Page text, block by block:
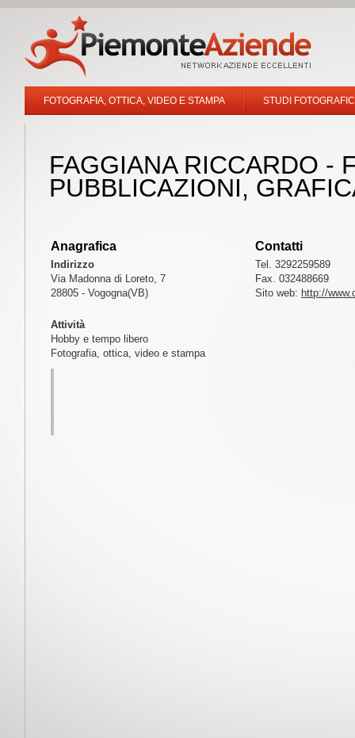
FOTOGRAFIA, OTTICA, VIDEO E STAMPA STUDI
FAGGIANA RICCARDO -
PUBBLICAZIONI,
Anagrafica
Indirizzo
Via Madonna di Loreto, 7
28805 - Vogogna(VB)
Contatti
Tel. 3292259589
Fax. 032488669
Sito web: http://
Attività
Hobby e tempo libero
Fotografia, ottica, video e stampa